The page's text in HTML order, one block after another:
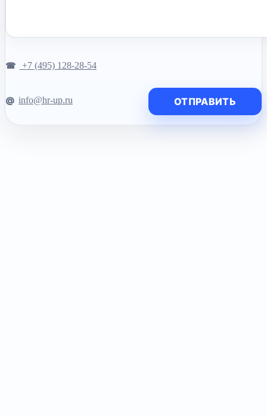
+7 (495) 128-28-54
info@hr-up.ru ОТПРАВИТЬ